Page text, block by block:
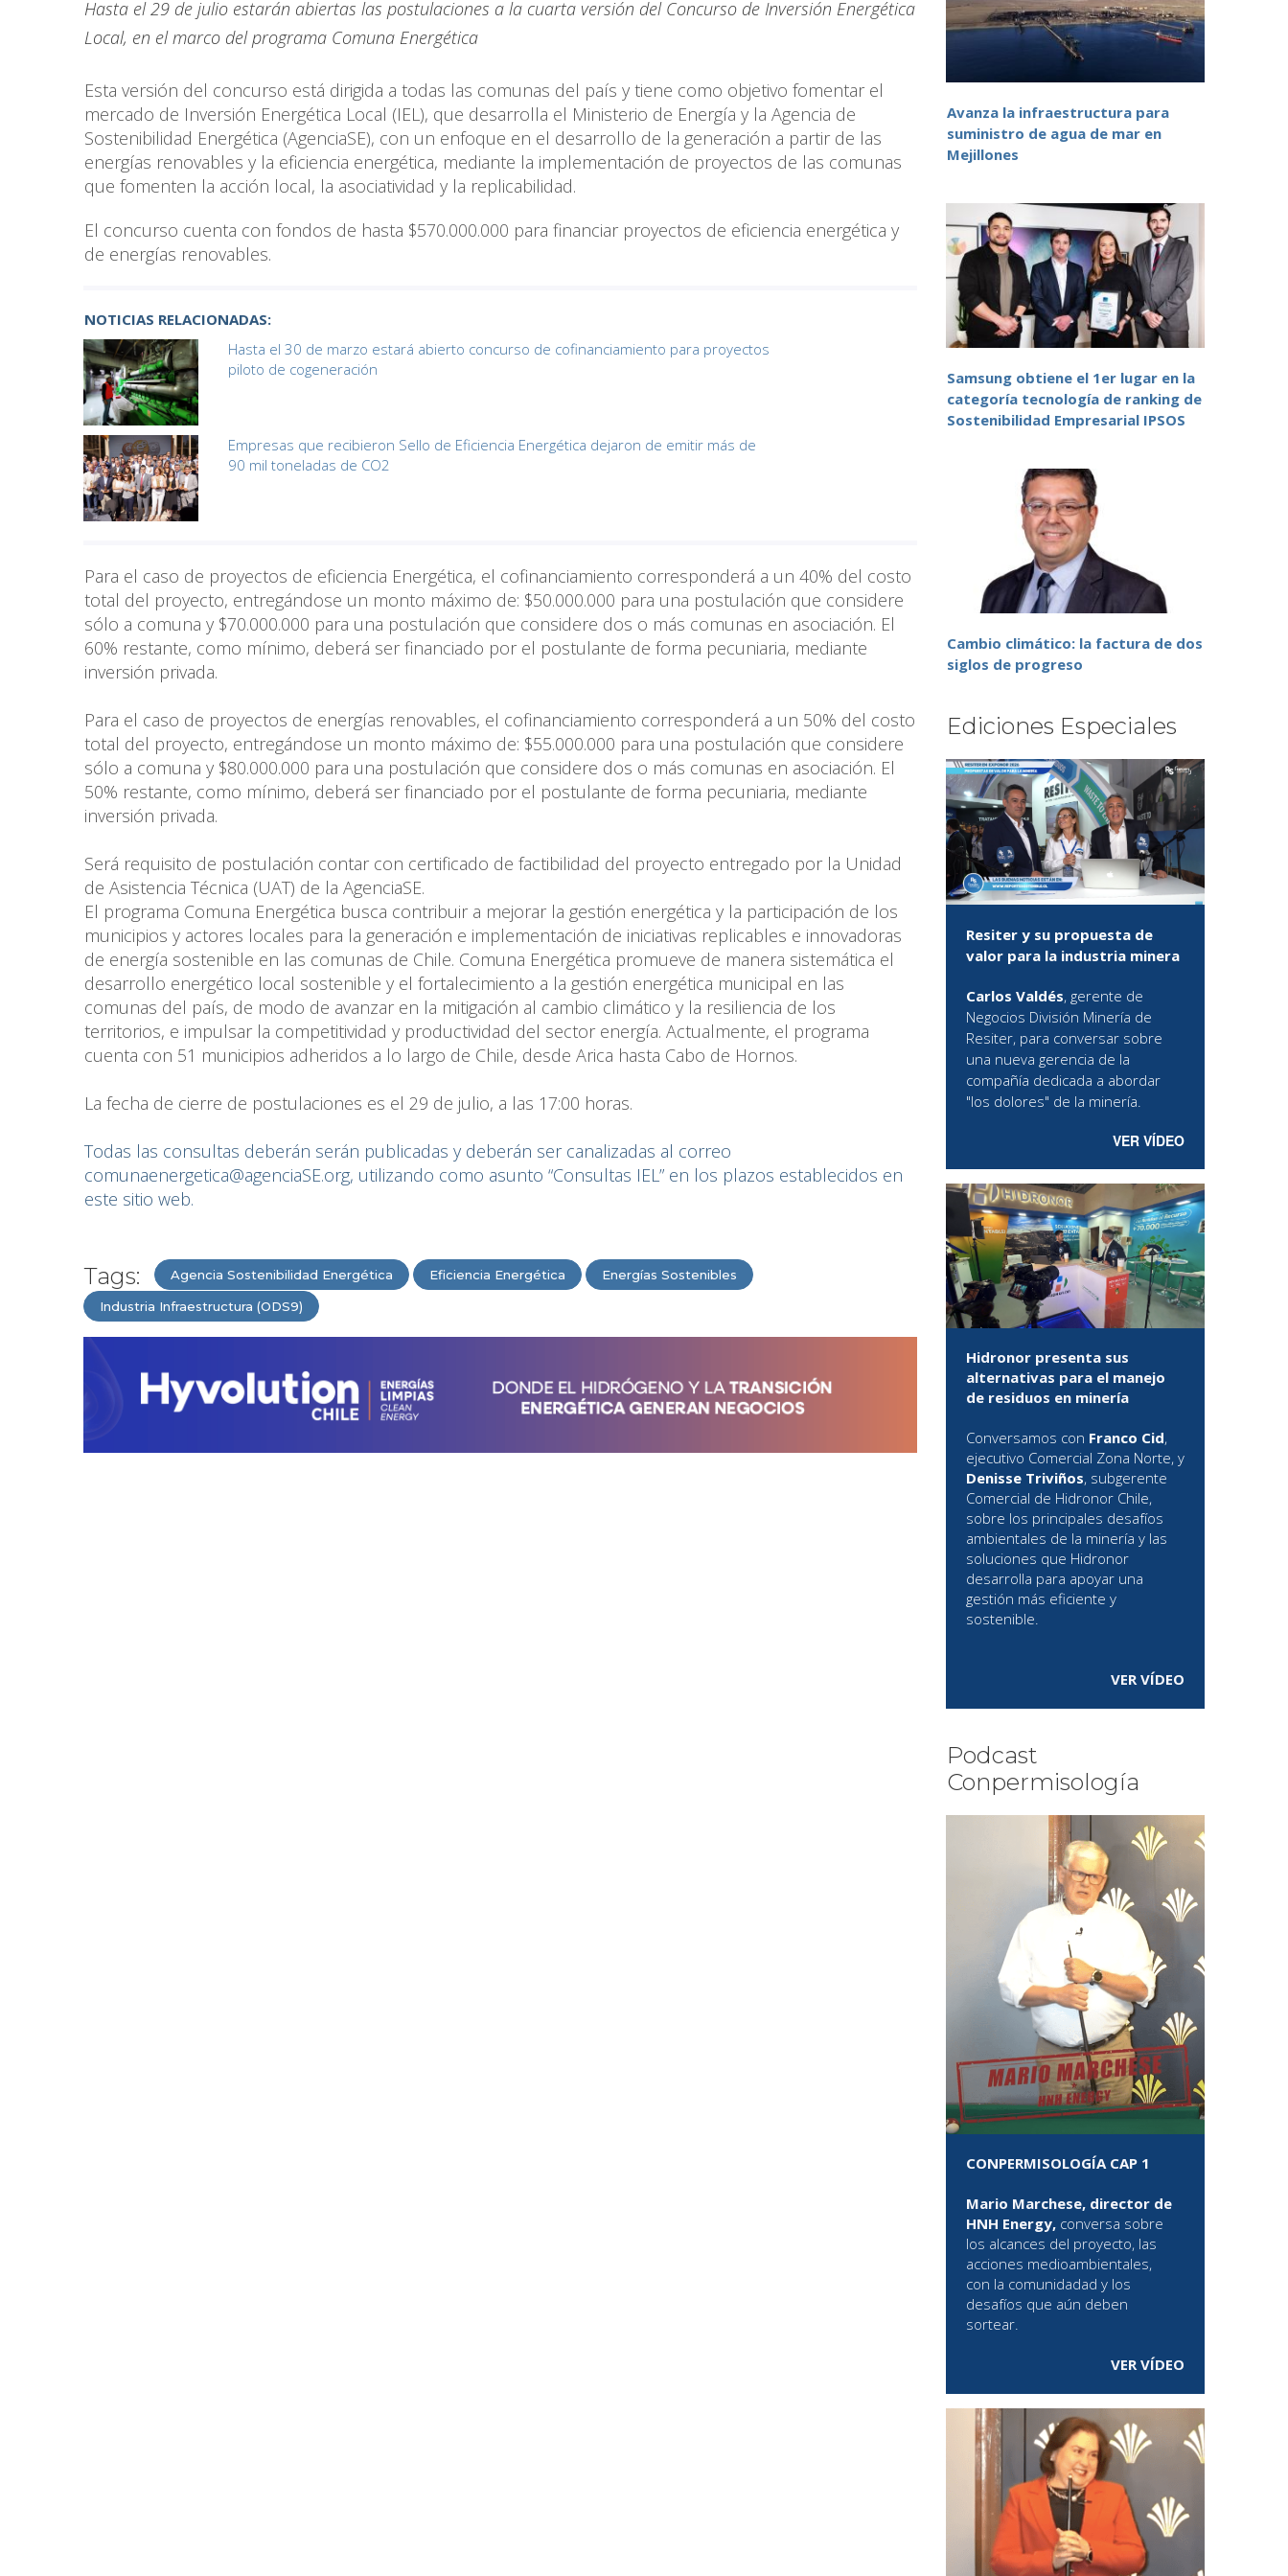
Hasta el 29 de julio estarán abiertas las postulaciones a la cuarta versión del Concurso de Inversión Energética
Local, en el marco del programa Comuna Energética
Esta versión del concurso está dirigida a todas las comunas del país y tiene como objetivo fomentar el
mercado de Inversión Energética Local (IEL), que desarrolla el Ministerio de Energía y la Agencia de
Sostenibilidad Energética (AgenciaSE), con un enfoque en el desarrollo de la generación a partir de las
energías renovables y la eficiencia energética, mediante la implementación de proyectos de las comunas
que fomenten la acción local, la asociatividad y la replicabilidad.
El concurso cuenta con fondos de hasta $570.000.000 para financiar proyectos de eficiencia energética y
de energías renovables.
NOTICIAS RELACIONADAS:
Hasta el 30 de marzo estará abierto concurso de cofinanciamiento para proyectos
piloto de cogeneración
Empresas que recibieron Sello de Eficiencia Energética dejaron de emitir más de
90 mil toneladas de CO2
Para el caso de proyectos de eficiencia Energética, el cofinanciamiento corresponderá a un 40% del costo
total del proyecto, entregándose un monto máximo de: $50.000.000 para una postulación que considere
sólo a comuna y $70.000.000 para una postulación que considere dos o más comunas en asociación. El
60% restante, como mínimo, deberá ser financiado por el postulante de forma pecuniaria, mediante
inversión privada.
Para el caso de proyectos de energías renovables, el cofinanciamiento corresponderá a un 50% del costo
total del proyecto, entregándose un monto máximo de: $55.000.000 para una postulación que considere
sólo a comuna y $80.000.000 para una postulación que considere dos o más comunas en asociación. El
50% restante, como mínimo, deberá ser financiado por el postulante de forma pecuniaria, mediante
inversión privada.
Será requisito de postulación contar con certificado de factibilidad del proyecto entregado por la Unidad
de Asistencia Técnica (UAT) de la AgenciaSE.
El programa Comuna Energética busca contribuir a mejorar la gestión energética y la participación de los
municipios y actores locales para la generación e implementación de iniciativas replicables e innovadoras
de energía sostenible en las comunas de Chile. Comuna Energética promueve de manera sistemática el
desarrollo energético local sostenible y el fortalecimiento a la gestión energética municipal en las
comunas del país, de modo de avanzar en la mitigación al cambio climático y la resiliencia de los
territorios, e impulsar la competitividad y productividad del sector energía. Actualmente, el programa
cuenta con 51 municipios adheridos a lo largo de Chile, desde Arica hasta Cabo de Hornos.
La fecha de cierre de postulaciones es el 29 de julio, a las 17:00 horas.
Todas las consultas deberán serán publicadas y deberán ser canalizadas al correo
comunaenergetica@agenciaSE.org, utilizando como asunto “Consultas IEL” en los plazos establecidos en
este sitio web.
Tags: Agencia Sostenibilidad Energética Eficiencia Energética Energías Sostenibles
Industria Infraestructura (ODS9)
Avanza la infraestructura para
suministro de agua de mar en
Mejillones
Samsung obtiene el 1er lugar en la
categoría tecnología de ranking de
Sostenibilidad Empresarial IPSOS
Cambio climático: la factura de dos
siglos de progreso
Ediciones Especiales
Resiter y su propuesta de
valor para la industria minera
Carlos Valdés, gerente de
Negocios División Minería de
Resiter, para conversar sobre
una nueva gerencia de la
compañía dedicada a abordar
"los dolores" de la minería.
VER VÍDEO
Hidronor presenta sus
alternativas para el manejo
de residuos en minería
Conversamos con Franco Cid,
ejecutivo Comercial Zona Norte, y
Denisse Triviños, subgerente
Comercial de Hidronor Chile,
sobre los principales desafíos
ambientales de la minería y las
soluciones que Hidronor
desarrolla para apoyar una
gestión más eficiente y
sostenible.
VER VÍDEO
Podcast
Conpermisología
CONPERMISOLOGÍA CAP 1
Mario Marchese, director de
HNH Energy, conversa sobre
los alcances del proyecto, las
acciones medioambientales,
con la comunidadad y los
desafíos que aún deben
sortear.
VER VÍDEO